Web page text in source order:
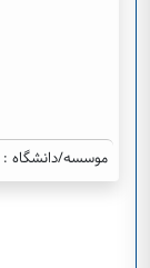
موسسه/دانشگاه :